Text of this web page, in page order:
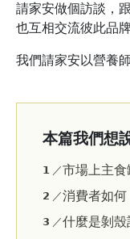
請家安做個訪談，
也互相交流彼此品
我們請家安以營養
本篇我們
𝟭 ／市場上主食
𝟮 ／消費者如何
𝟯 ／什麼是剝殼